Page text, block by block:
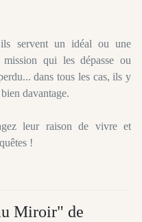
ils servent un idéal ou une
qui les dépasse ou
dans tous les cas, ils y
davantage.
leur raison de vivre et
!
Miroir" de